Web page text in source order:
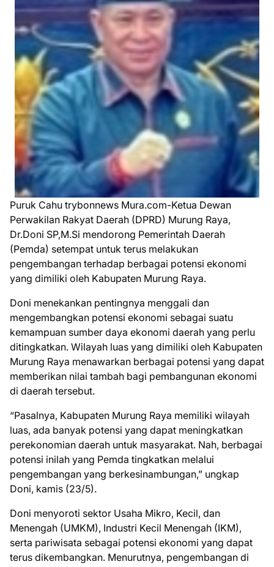
Puruk Cahu trybonnews Mura.com-Ketua Dewan
Perwakilan Rakyat Daerah (DPRD) Murung Raya,
Dr.Doni SP,M.Si mendorong Pemerintah Daerah
(Pemda) setempat untuk terus melakukan
pengembangan terhadap berbagai potensi ekonomi
yang dimiliki oleh Kabupaten Murung Raya.
Doni menekankan pentingnya menggali dan
mengembangkan potensi ekonomi sebagai suatu
kemampuan sumber daya ekonomi daerah yang perlu
ditingkatkan. Wilayah luas yang dimiliki oleh Kabupaten
Murung Raya menawarkan berbagai potensi yang dapat
memberikan nilai tambah bagi pembangunan ekonomi
di daerah tersebut.
“Pasalnya, Kabupaten Murung Raya memiliki wilayah
luas, ada banyak potensi yang dapat meningkatkan
perekonomian daerah untuk masyarakat. Nah, berbagai
potensi inilah yang Pemda tingkatkan melalui
pengembangan yang berkesinambungan,” ungkap
Doni, kamis (23/5).
Doni menyoroti sektor Usaha Mikro, Kecil, dan
Menengah (UMKM), Industri Kecil Menengah (IKM),
serta pariwisata sebagai potensi ekonomi yang dapat
terus dikembangkan. Menurutnya, pengembangan di